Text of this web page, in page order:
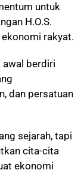
untuk
H.O.S.
rakyat.
awal berdiri
dan persatuan
sejarah, tapi
cita-cita
ekonomi